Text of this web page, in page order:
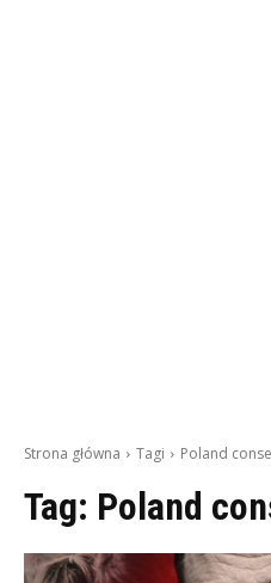
Strona główna Tagi Poland
Tag: Poland